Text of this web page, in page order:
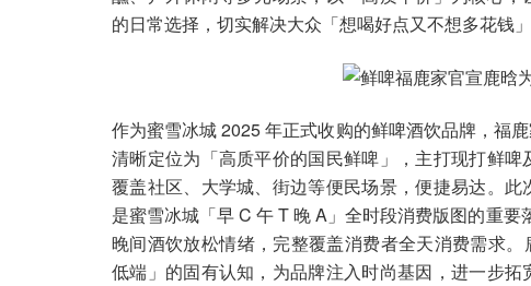
的日常选择，切实解决大众「想喝好点又不想多花钱」
作为蜜雪冰城 2025 年正式收购的鲜啤酒饮品牌，福
清晰定位为「高质平价的国民鲜啤」，主打现打鲜
覆盖社区、大学城、街边等便民场景，便捷易达。
是蜜雪冰城「早 C 午 T 晚 A」全时段消费版图的重
晚间酒饮放松情绪，完整覆盖消费者全天消费需求
低端」的固有认知，为品牌注入时尚基因，进一步